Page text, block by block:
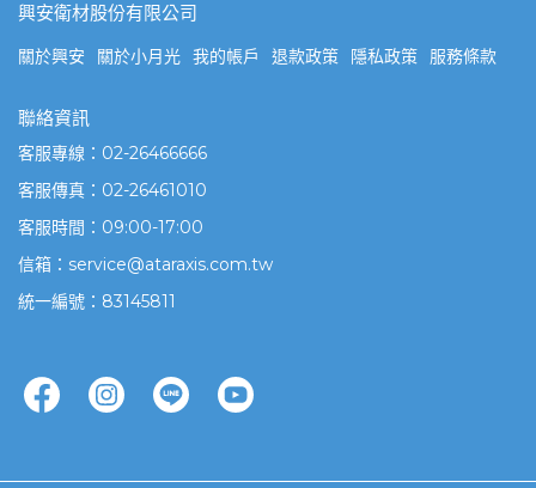
興安衛材股份有限公司
關於興安 關於小月光 我的帳戶 退款政策 隱私政策 服務條款
聯絡資訊
客服專線：02-26466666
客服傳真：02-26461010
客服時間：09:00-17:00
信箱：service@ataraxis.com.tw
統一編號：83145811